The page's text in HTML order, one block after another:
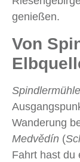
genießen.
Von
Spindlermühle
Wanderung
Medvědín (
Fahrt hast du